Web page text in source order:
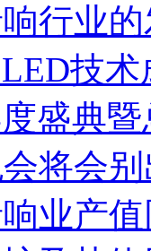
行业
技术
盛典
将会
业产